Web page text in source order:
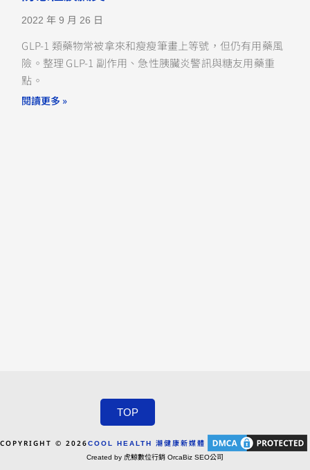
2022 年 9 月 26 日
GLP-1 類藥物常被拿來和瘦瘦筆畫上等號，但仍有用藥風
險。整理 GLP-1 副作用、急性胰臟炎警訊與糖友用藥重
點。
閱讀更多 »
TOP
COPYRIGHT © 2026COOL HEALTH 潮健康新媒體
Created by 虎鯨數位行銷 OrcaBiz SEO公司